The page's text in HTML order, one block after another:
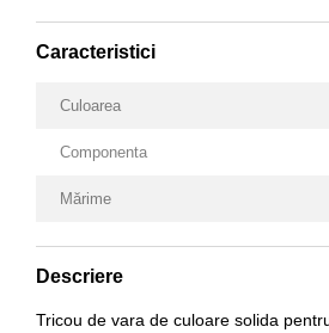
Caracteristici
Culoarea
Componenta
Mărime
Descriere
Tricou de vara de culoare solida